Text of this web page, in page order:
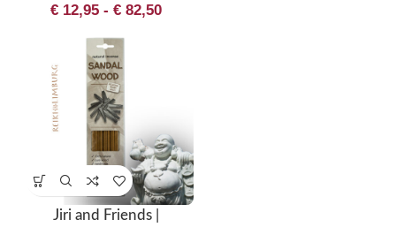
€12,95 - €82,50
Jiri and Friends |